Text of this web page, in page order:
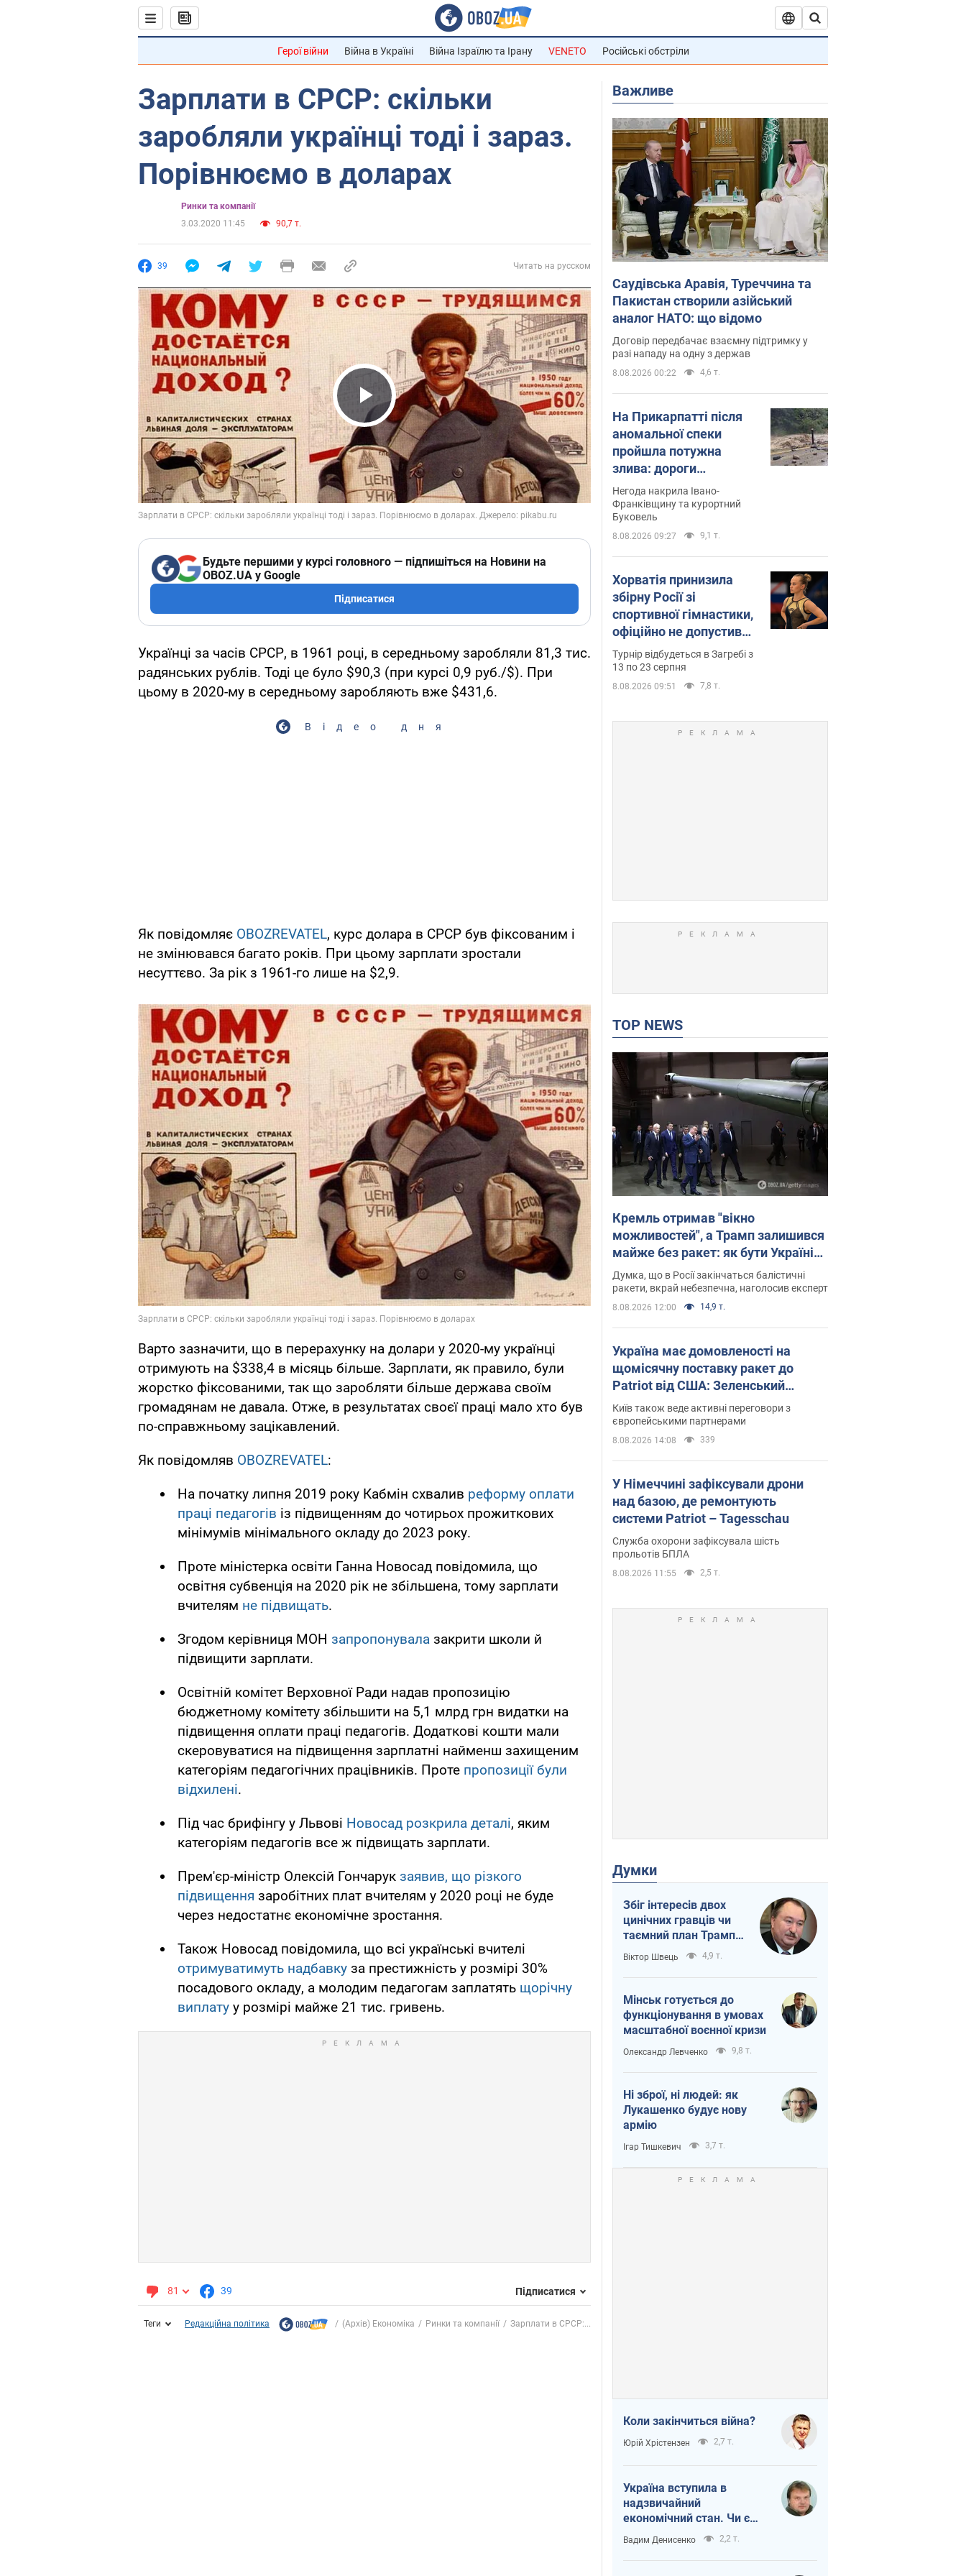
Герої війни Війна в Україні Війна Ізраїлю та Ірану VENETO Російські обстріли
Зарплати в СРСР: скільки
заробляли українці тоді і зараз.
Порівнюємо в доларах
Ринки та компанії
3.03.2020 11:45
90,7 т.
39 Читать на русском
Play Video
Будьте першими у курсі головного — підпишіться на Новини на
OBOZ.UA у Google
Підписатися
Українці за часів СРСР, в 1961 році, в середньому заробляли 81,3 тис.
радянських рублів. Тоді це було $90,3 (при курсі 0,9 руб./$). При
цьому в 2020-му в середньому заробляють вже $431,6.
Відео дня
Як повідомляє OBOZREVATEL, курс долара в СРСР був фіксованим і
не змінювався багато років. При цьому зарплати зростали
несуттєво. За рік з 1961-го лише на $2,9.
Варто зазначити, що в перерахунку на долари у 2020-му українці
отримують на $338,4 в місяць більше. Зарплати, як правило, були
жорстко фіксованими, так що заробляти більше держава своїм
громадянам не давала. Отже, в результатах своєї праці мало хто був
по-справжньому зацікавлений.
Як повідомляв OBOZREVATEL:
На початку липня 2019 року Кабмін схвалив реформу оплати
праці педагогів із підвищенням до чотирьох прожиткових
мінімумів мінімального окладу до 2023 року.
Проте міністерка освіти Ганна Новосад повідомила, що
освітня субвенція на 2020 рік не збільшена, тому зарплати
вчителям не підвищать.
Згодом керівниця МОН запропонувала закрити школи й
підвищити зарплати.
Освітній комітет Верховної Ради надав пропозицію
бюджетному комітету збільшити на 5,1 млрд грн видатки на
підвищення оплати праці педагогів. Додаткові кошти мали
скеровуватися на підвищення зарплатні найменш захищеним
категоріям педагогічних працівників. Проте пропозиції були
відхилені.
Під час брифінгу у Львові Новосад розкрила деталі, яким
категоріям педагогів все ж підвищать зарплати.
Прем'єр-міністр Олексій Гончарук заявив, що різкого
підвищення заробітних плат вчителям у 2020 році не буде
через недостатнє економічне зростання.
Також Новосад повідомила, що всі українські вчителі
отримуватимуть надбавку за престижність у розмірі 30%
посадового окладу, а молодим педагогам заплатять щорічну
виплату у розмірі майже 21 тис. гривень.
81 39 Підписатися
Теги Редакційна політика (Архів) Економіка Ринки та компанії Зарплати в СРСР:...
Важливе
Саудівська Аравія, Туреччина та
Пакистан створили азійський
аналог НАТО: що відомо
Договір передбачає взаємну підтримку у
разі нападу на одну з держав
8.08.2026 00:22 4,6 т.
На Прикарпатті після
аномальної спеки
пройшла потужна
злива: дороги
перетворились на
річки. Відео
Негода накрила Івано-
Франківщину та курортний
Буковель
8.08.2026 09:27 9,1 т.
Хорватія принизила
збірну Росії зі
спортивної гімнастики,
офіційно не допустивши
до чемпіонату Європи
основних спортсменів
Турнір відбудеться в Загребі з
13 по 23 серпня
8.08.2026 09:51 7,8 т.
TOP NEWS
Кремль отримав "вікно
можливостей", а Трамп залишився
майже без ракет: як бути Україні?
Інтерв’ю з Мельником
Думка, що в Росії закінчаться балістичні
ракети, вкрай небезпечна, наголосив експерт
8.08.2026 12:00 14,9 т.
Україна має домовленості на
щомісячну поставку ракет до
Patriot від США: Зеленський
розкрив подробиці
Київ також веде активні переговори з
європейськими партнерами
8.08.2026 14:08 339
У Німеччині зафіксували дрони
над базою, де ремонтують
системи Patriot – Tagesschau
Служба охорони зафіксувала шість
прольотів БПЛА
8.08.2026 11:55 2,5 т.
Думки
Збіг інтересів двох
цинічних гравців чи
таємний план Трампа
і Путіна?
Віктор Швець 4,9 т.
Мінськ готується до
функціонування в умовах
масштабної воєнної кризи
Олександр Левченко 9,8 т.
Ні зброї, ні людей: як
Лукашенко будує нову
армію
Ігар Тишкевич 3,7 т.
Коли закінчиться війна?
Юрій Хрістензен 2,7 т.
Україна вступила в
надзвичайний
економічний стан. Чи є
світло вкінці тунелю?
Вадим Денисенко 2,2 т.